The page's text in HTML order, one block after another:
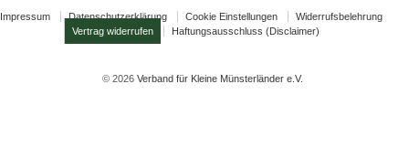
Impressum Datenschutzerklärung Cookie Einstellungen
Widerrufsbelehrung
Vertrag widerrufen
Haftungsausschluss (Disclaimer)
© 2026Verband für Kleine Münsterländer e.V.